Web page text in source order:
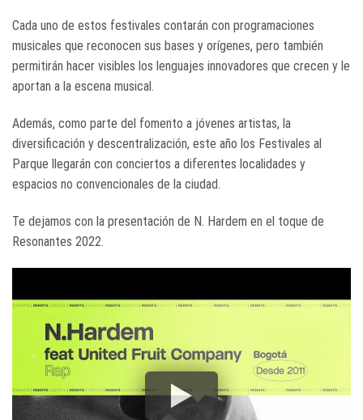
Cada uno de estos festivales contarán con programaciones
musicales que reconocen sus bases y orígenes, pero también
permitirán hacer visibles los lenguajes innovadores que crecen y le
aportan a la escena musical.
Además, como parte del fomento a jóvenes artistas, la
diversificación y descentralización, este año los Festivales al
Parque llegarán con conciertos a diferentes localidades y
espacios no convencionales de la ciudad.
Te dejamos con la presentación de N. Hardem en el toque de
Resonantes 2022.